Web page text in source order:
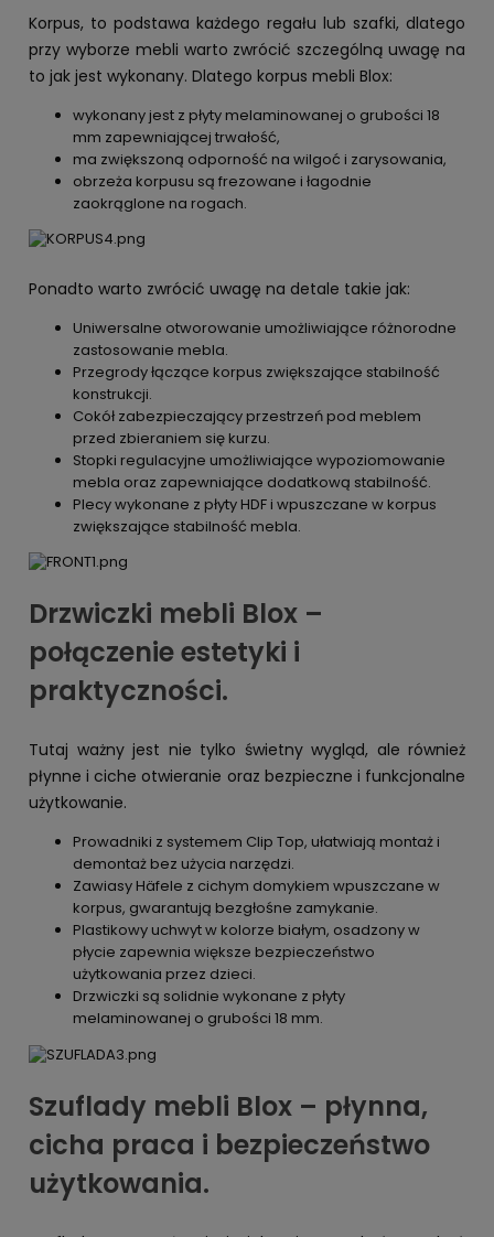
Korpus, to podstawa każdego regału lub szafki, dlatego
przy wyborze mebli warto zwrócić szczególną uwagę na
to jak jest wykonany. Dlatego korpus mebli Blox:
wykonany jest z płyty melaminowanej o grubości 18
mm zapewniającej trwałość,
ma zwiększoną odporność na wilgoć i zarysowania,
obrzeża korpusu są frezowane i łagodnie
zaokrąglone na rogach.
Ponadto warto zwrócić uwagę na detale takie jak:
Uniwersalne otworowanie umożliwiające różnorodne
zastosowanie mebla.
Przegrody łączące korpus zwiększające stabilność
konstrukcji.
Cokół zabezpieczający przestrzeń pod meblem
przed zbieraniem się kurzu.
Stopki regulacyjne umożliwiające wypoziomowanie
mebla oraz zapewniające dodatkową stabilność.
Plecy wykonane z płyty HDF i wpuszczane w korpus
zwiększające stabilność mebla.
Drzwiczki mebli Blox –
połączenie estetyki i
praktyczności.
Tutaj ważny jest nie tylko świetny wygląd, ale również
płynne i ciche otwieranie oraz bezpieczne i funkcjonalne
użytkowanie.
Prowadniki z systemem Clip Top, ułatwiają montaż i
demontaż bez użycia narzędzi.
Zawiasy Häfele z cichym domykiem wpuszczane w
korpus, gwarantują bezgłośne zamykanie.
Plastikowy uchwyt w kolorze białym, osadzony w
płycie zapewnia większe bezpieczeństwo
użytkowania przez dzieci.
Drzwiczki są solidnie wykonane z płyty
melaminowanej o grubości 18 mm.
Szuflady mebli Blox – płynna,
cicha praca i bezpieczeństwo
użytkowania.